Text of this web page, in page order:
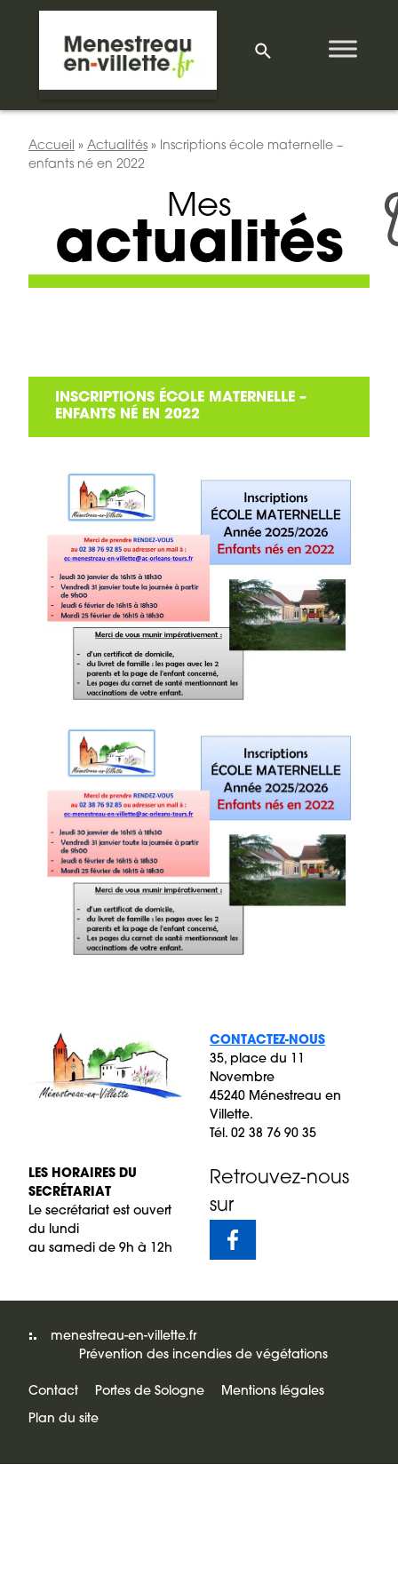
Accueil » Actualités » Inscriptions école maternelle –
enfants né en 2022
Mes
actualités
INSCRIPTIONS ÉCOLE MATERNELLE –
ENFANTS NÉ EN 2022
CONTACTEZ-NOUS
35, place du 11
Novembre
45240 Ménestreau en
Villette.
Tél. 02 38 76 90 35
LES HORAIRES DU
SECRÉTARIAT
Le secrétariat est ouvert
du lundi
au samedi de 9h à 12h
Retrouvez-nous
sur
menestreau-en-villette.fr
Prévention des incendies de végétations
Contact Portes de Sologne Mentions légales
Plan du site